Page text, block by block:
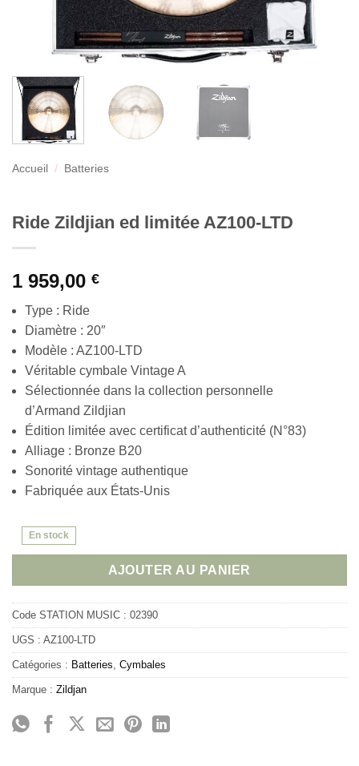
Accueil / Batteries
Ride Zildjian ed limitée AZ100-LTD
1 959,00 €
Type : Ride
Diamètre : 20″
Modèle : AZ100-LTD
Véritable cymbale Vintage A
Sélectionnée dans la collection personnelle
d’Armand Zildjian
Édition limitée avec certificat d’authenticité (N°83)
Alliage : Bronze B20
Sonorité vintage authentique
Fabriquée aux États-Unis
En stock
AJOUTER AU PANIER
Code STATION MUSIC : 02390
UGS : AZ100-LTD
Catégories : Batteries, Cymbales
Marque : Zildjan